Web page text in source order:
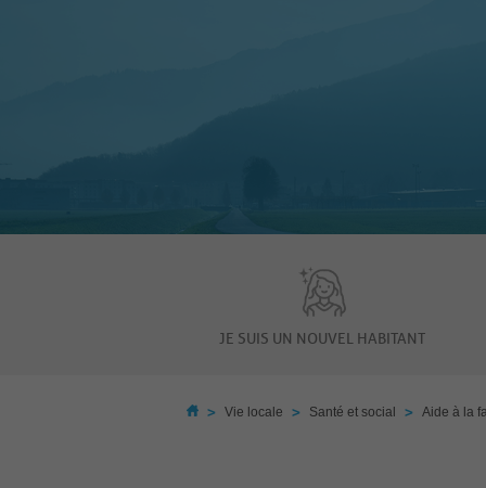
JE SUIS UN NOUVEL HABITANT
> Vie locale > Santé et social > Aide à la